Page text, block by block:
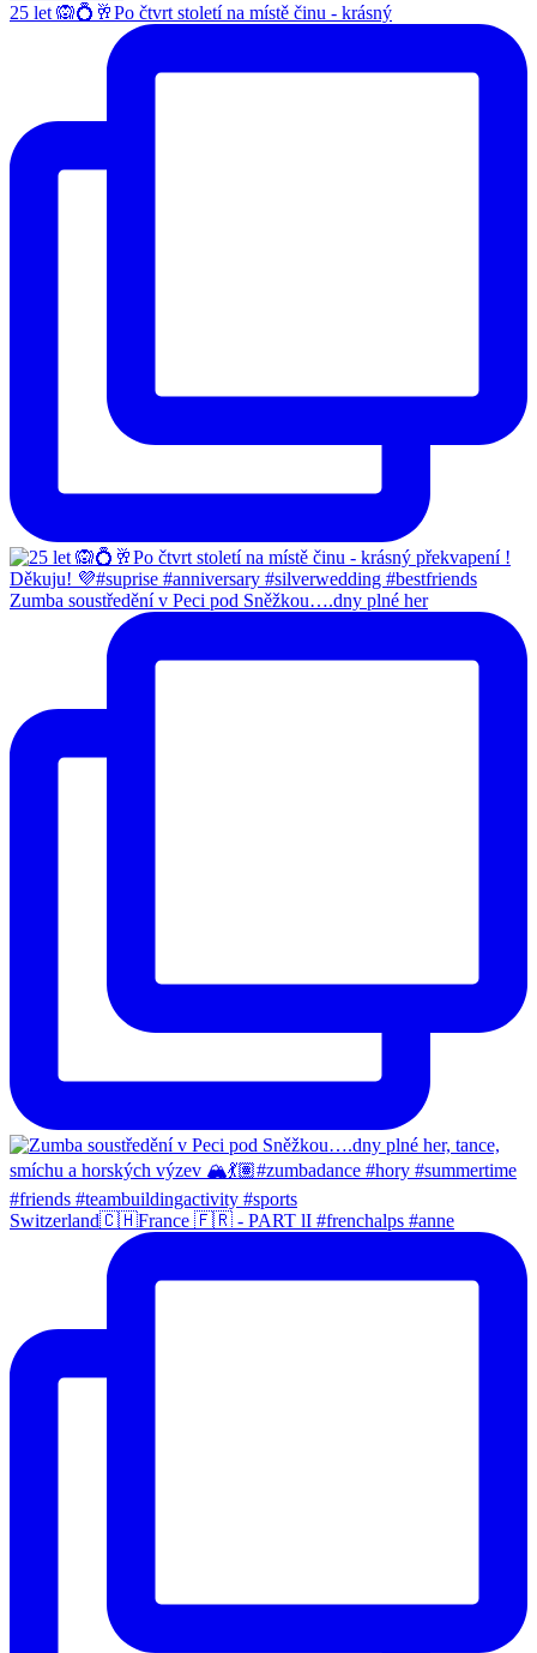
25 let 🙉💍🥂Po čtvrt století na místě činu - krásný
Zumba soustředění v Peci pod Sněžkou….dny plné her
Switzerland🇨🇭France 🇫🇷 - PART lI #frenchalps #anne